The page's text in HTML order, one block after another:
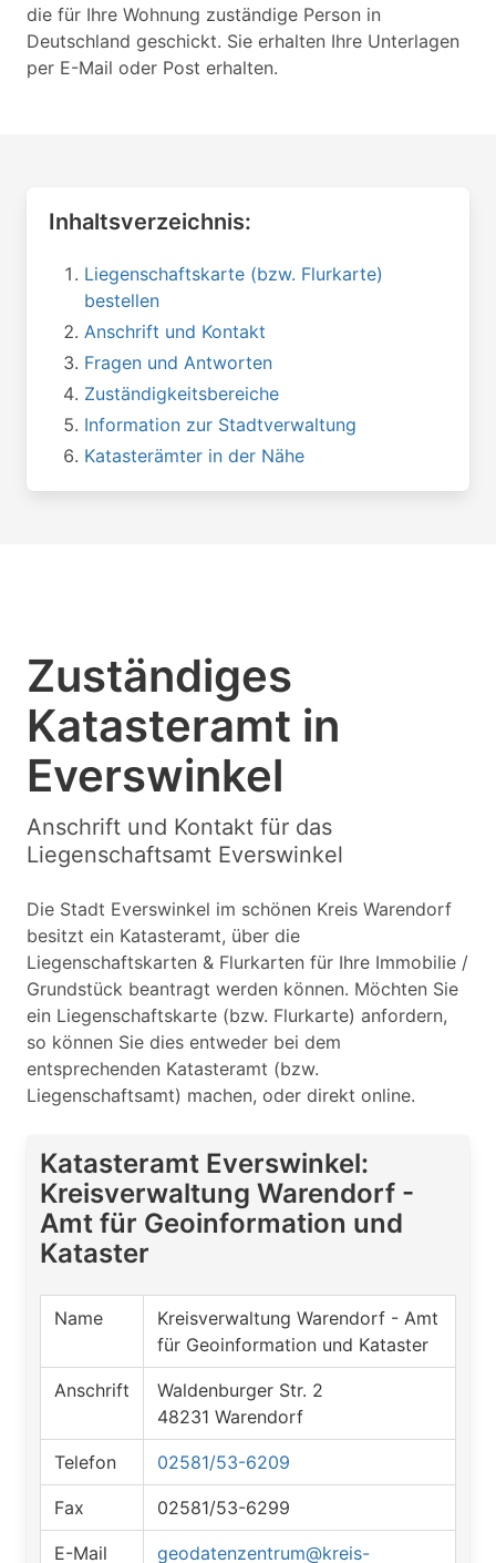
die für Ihre Wohnung zuständige Person in
Deutschland geschickt. Sie erhalten Ihre Unterlagen
per E-Mail oder Post erhalten.
Inhaltsverzeichnis:
Liegenschaftskarte (bzw. Flurkarte)
bestellen
Anschrift und Kontakt
Fragen und Antworten
Zuständigkeitsbereiche
Information zur Stadtverwaltung
Katasterämter in der Nähe
Zuständiges
Katasteramt in
Everswinkel
Anschrift und Kontakt für das
Liegenschaftsamt Everswinkel
Die Stadt Everswinkel im schönen Kreis Warendorf
besitzt ein Katasteramt, über die
Liegenschaftskarten & Flurkarten für Ihre Immobilie /
Grundstück beantragt werden können. Möchten Sie
ein Liegenschaftskarte (bzw. Flurkarte) anfordern,
so können Sie dies entweder bei dem
entsprechenden Katasteramt (bzw.
Liegenschaftsamt) machen, oder direkt online.
Katasteramt Everswinkel:
Kreisverwaltung Warendorf -
Amt für Geoinformation und
Kataster
Name
Kreisverwaltung Warendorf - Amt
für Geoinformation und Kataster
Anschrift
Waldenburger Str. 2
48231 Warendorf
Telefon 02581/53-6209
Fax 02581/53-6299
E-Mail geodatenzentrum@kreis-